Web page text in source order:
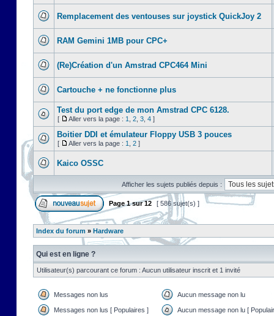
Remplacement des ventouses sur joystick QuickJoy 2
RAM Gemini 1MB pour CPC+
(Re)Création d'un Amstrad CPC464 Mini
Cartouche + ne fonctionne plus
Test du port edge de mon Amstrad CPC 6128.
[ Aller vers la page : 1 2 3 4 ]
Boitier DDI et émulateur Floppy USB 3 pouces
[ Aller vers la page : 1 2 ]
Kaico OSSC
Afficher les sujets publiés depuis :
Page1sur12 [ 586 sujet(s) ]
Index du forum » Hardware
Qui est en ligne ?
Utilisateur(s) parcourant ce forum : Aucun utilisateur inscrit et 1 invité
Messages non lus Aucun message non lu
Messages non lus [ Populaires ] Aucun message non lu [